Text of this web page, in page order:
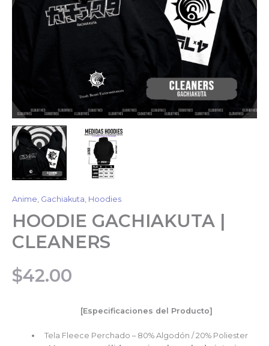
Anime Gachiakuta Hoodies
HOODIE GACHIAKUTA |
CLEANERS
$42.00
[Especificaciones del Producto]
Tela Fleece Perchado – 80% Algodón / 20% Poliester